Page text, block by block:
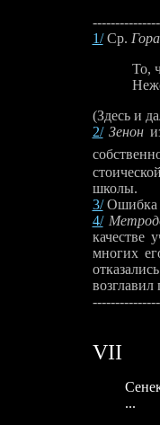
1/ Ср.
То, что
Нежели
(Здесь и
2/ Зенон
школы.
3/Ошибка
4/
качестве
многих
VII
Сенека
...